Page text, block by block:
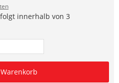
innerhalb von 3